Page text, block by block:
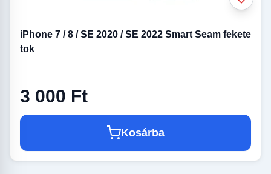
iPhone 7 / 8 / SE 2020 / SE 2022 Smart Seam fekete
tok
3 000 Ft
Kosárba